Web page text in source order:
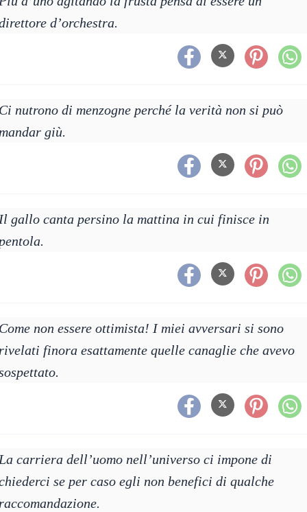
d’orchestra.
nutrono di menzogne perché la verità non si può
giù.
gallo canta persino la mattina in cui finisce in
non essere ottimista! I miei avversari si sono
finora esattamente quelle canaglie che avevo
carriera dell’uomo nell’universo ci impone di
se per caso egli non benefici di qualche